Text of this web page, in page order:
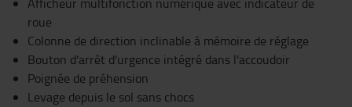
roue
Colonne de direction inclinable à mémoire de réglage
Bouton d'arrêt d'urgence intégré dans l'accoudoir
Poignée de préhension
Levage depuis le sol sans chocs